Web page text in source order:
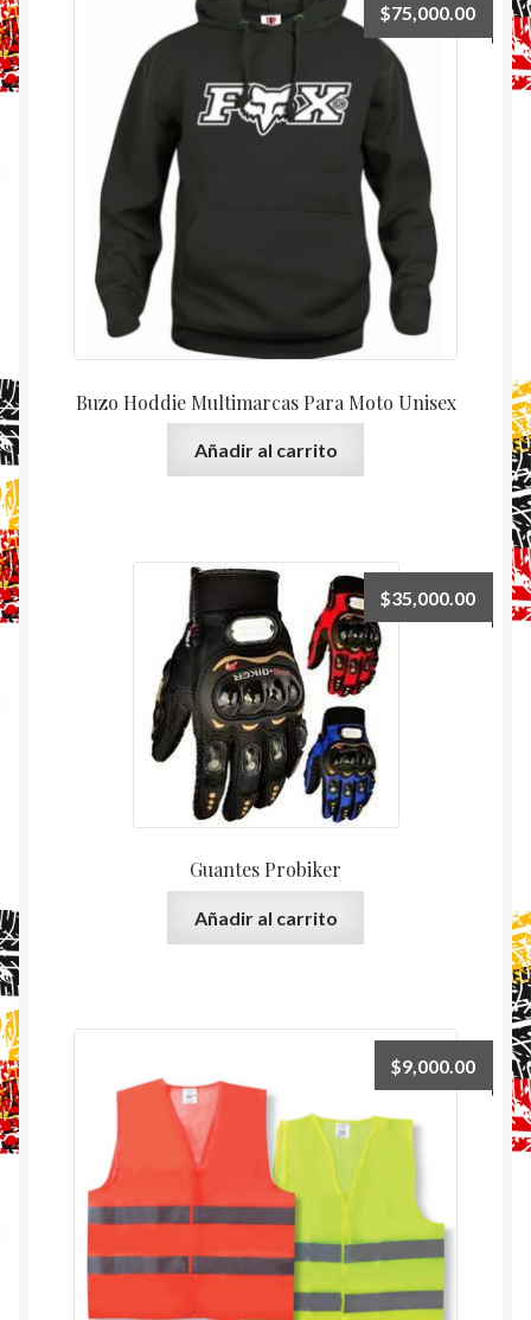
Buzo Hoddie Multimarcas Para Moto Unisex
$75,000.00
Añadir al carrito
Guantes Probiker
$35,000.00
Añadir al carrito
$9,000.00